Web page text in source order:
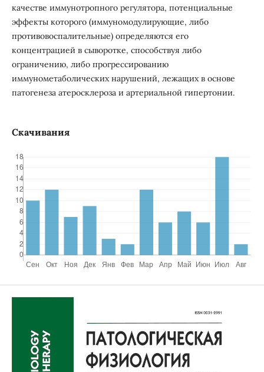
качестве иммунотропного регулятора, потенциальные
эффекты которого (иммуномодулирующие, либо
противовоспалительные) определяются его
концентрацией в сыворотке, способствуя либо
ограничению, либо прогрессированию
иммунометаболических нарушений, лежащих в основе
патогенеза атеросклероза и артериальной гипертонии.
Скачивания